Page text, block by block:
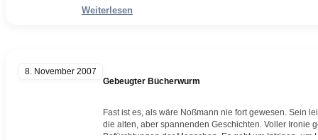
Weiterlesen
Weiterlesen
8. November 2007
Gebeugter Bücherwurm
Fast ist es, als wäre Noßmann nie fort gewesen. Sein
die alten, aber spannenden Geschichten. Voller Ironie
Befürchtungen der Menschen. Es geht um Intrigen,